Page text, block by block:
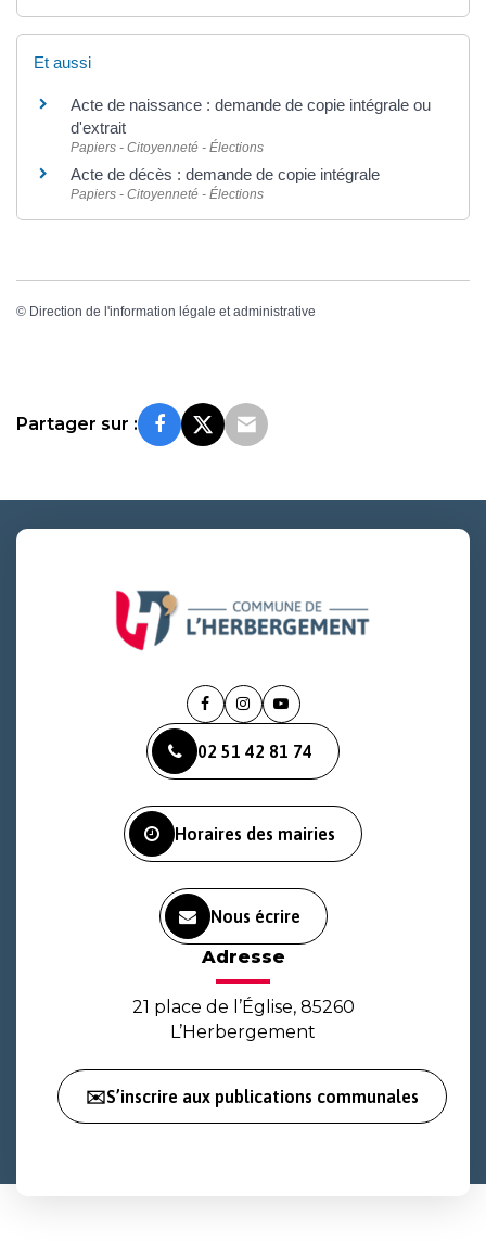
Et aussi
Acte de naissance : demande de copie intégrale ou
d'extrait
Papiers - Citoyenneté - Élections
Acte de décès : demande de copie intégrale
Papiers - Citoyenneté - Élections
© Direction de l'information légale et administrative
Partager sur :
Lien
le
compte
Lien
le
compte
Lien
la
chaîne
02 51 42 81 74
Horaires des mairies
Nous écrire
Adresse
21 place de l’Église, 85260
L’Herbergement
✉️S’inscrire aux publications communales